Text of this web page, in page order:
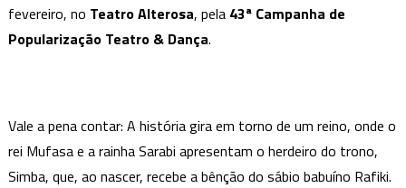
Leão
diverte
Alterosa
fevereiro, no Teatro Alterosa, pela 43ª Campanha de
Popularização Teatro & Dança.
Vale a pena contar: A história gira em torno de um reino, onde o
rei Mufasa e a rainha Sarabi apresentam o herdeiro do trono,
Simba, que, ao nascer, recebe a bênção do sábio babuíno Rafiki.